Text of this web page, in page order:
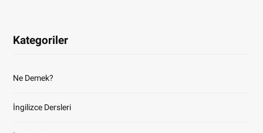
Kategoriler
Ne Demek?
İngilizce Dersleri